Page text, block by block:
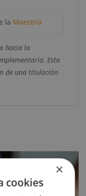
la Maestría
hacia la
Esta
de una titulación
×
cookies